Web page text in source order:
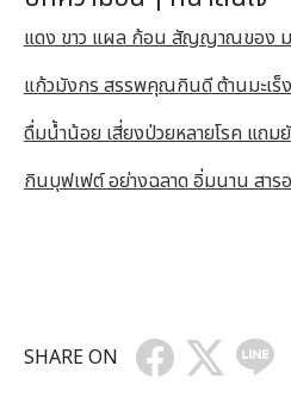
แดง ขาว แผล ก้อน สัญญาณของ ม
แก้วมังกร สรรพคุณกินดี ต้านมะเร็
ดื่มน้ำน้อย เสี่ยงป่วยหลายโรค แถม
กินบุฟเฟต์ อย่างฉลาด อิ่มนาน สาร
SHARE ON